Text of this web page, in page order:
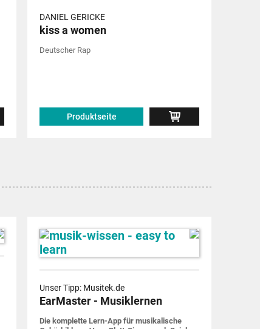
DANIEL GERICKE
kiss a women
Deutscher Rap
Produktseite
Unser Tipp: Musitek.de
EarMaster - Musiklernen
Die komplette Lern-App für musi­ka­lische